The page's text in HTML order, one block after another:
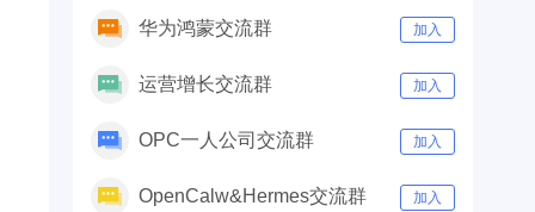
华为鸿蒙交流群 加入
运营增长交流群 加入
OPC一人公司交流群 加入
OpenCalw&Hermes交流群 加入